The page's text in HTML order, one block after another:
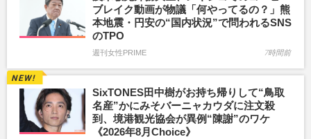
ブレイク動画が物議「何やってるの？」熊
本地震・円安の“国内状況”で問われるSNS
のTPO
週刊女性PRIME 7時間前
SixTONES田中樹がお持ち帰りして“鳥取
名産”かにみそバーニャカウダに注文殺
到、境港観光協会が異例“陳謝”のワケ
《2026年8月Choice》